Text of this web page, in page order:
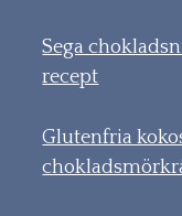
Sega
recept
Glutenfria